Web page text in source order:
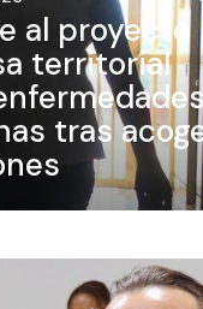
al proyecto
territorial
tras